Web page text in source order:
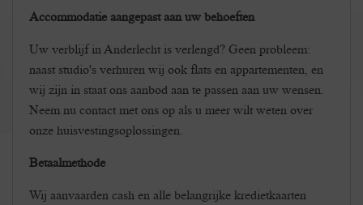
Accommodatie aangepast aan uw behoeften
Uw verblijf in Anderlecht is verlengd? Geen probleem:
naast studio's verhuren wij ook flats en appartementen, en
wij zijn in staat ons aanbod aan te passen aan uw wensen.
Neem nu contact met ons op als u meer wilt weten over
onze huisvestingsoplossingen.
Betaalmethode
Wij aanvaarden cash en alle belangrijke kredietkaarten